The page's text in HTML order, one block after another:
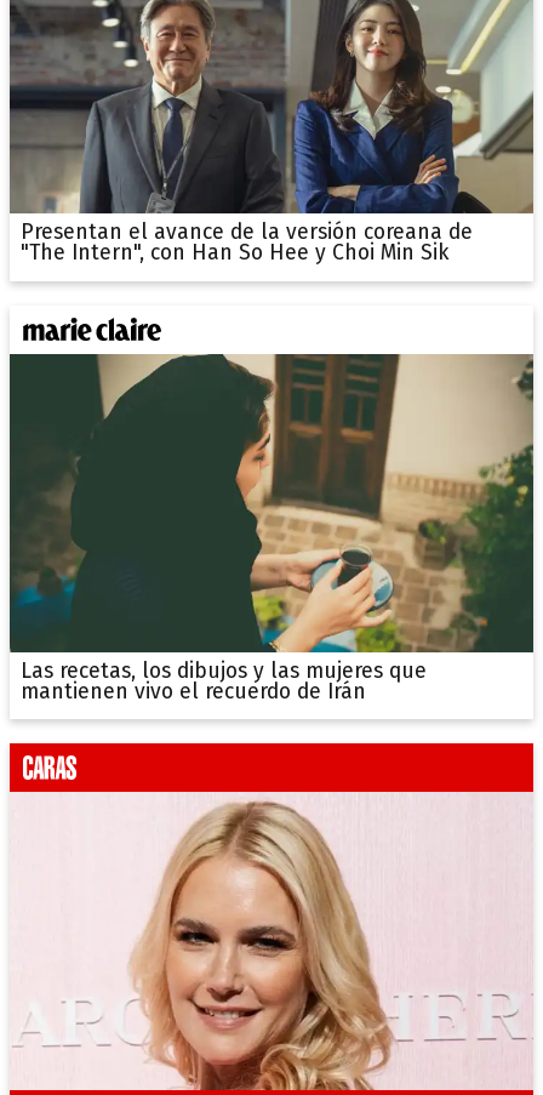
Presentan el avance de la versión coreana de
"The Intern", con Han So Hee y Choi Min Sik
Las recetas, los dibujos y las mujeres que
mantienen vivo el recuerdo de Irán